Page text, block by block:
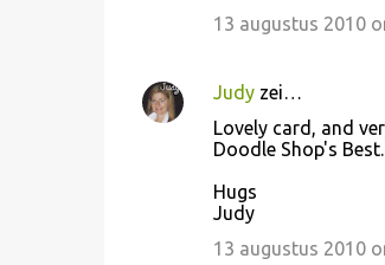
13 augustus 2010
Judyzei…
Lovely card, and
Doodle Shop's Best.
Hugs
Judy
13 augustus 2010